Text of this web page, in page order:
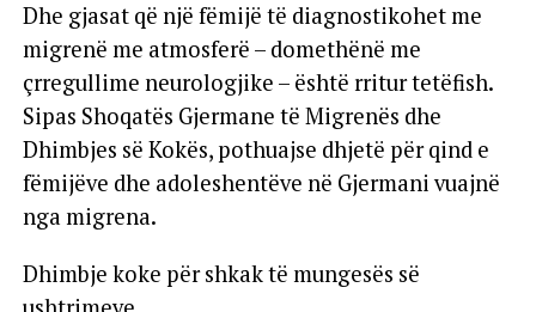
Dhe gjasat që një fëmijë të diagnostikohet me
migrenë me atmosferë – domethënë me
çrregullime neurologjike – është rritur tetëfish.
Sipas Shoqatës Gjermane të Migrenës dhe
Dhimbjes së Kokës, pothuajse dhjetë për qind e
fëmijëve dhe adoleshentëve në Gjermani vuajnë
nga migrena.
Dhimbje koke për shkak të mungesës së